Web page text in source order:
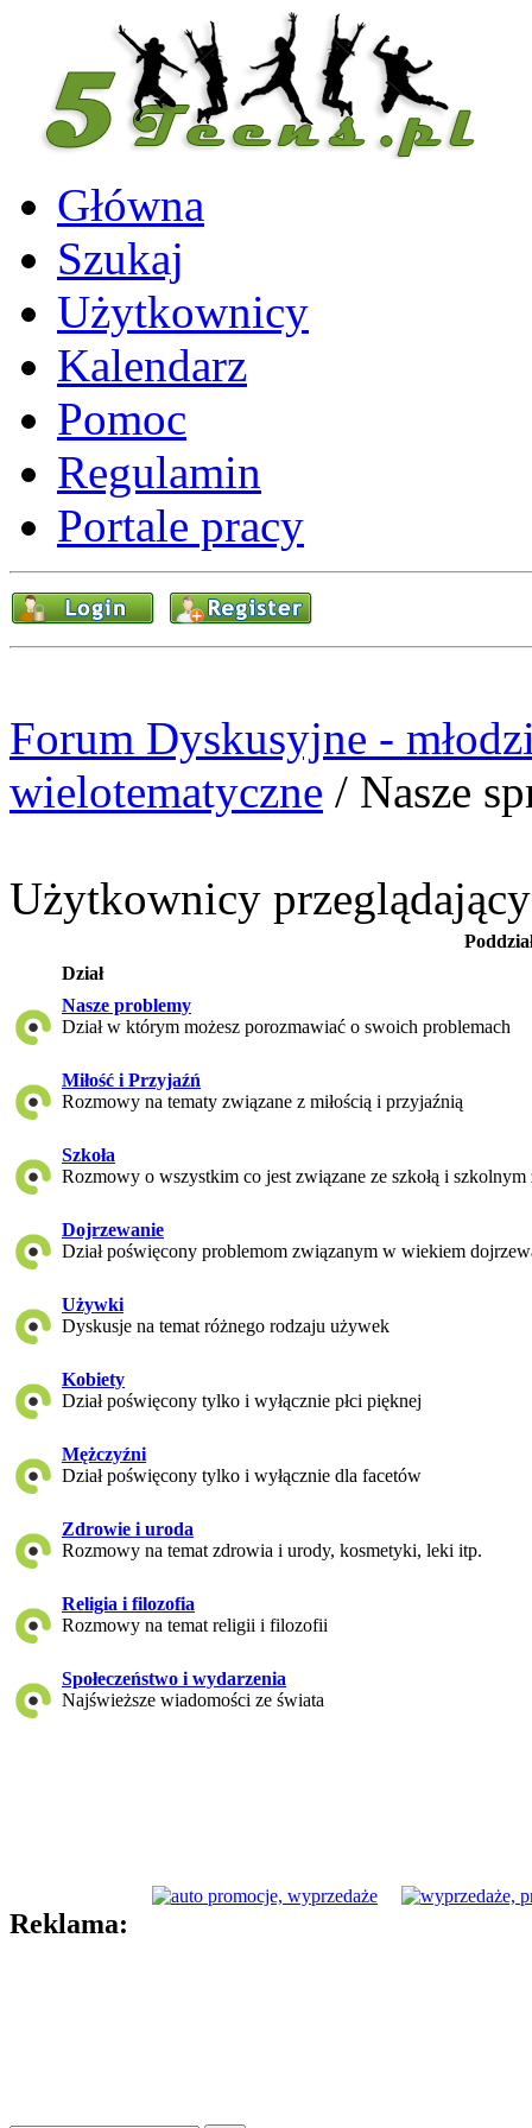
Główna
Szukaj
Użytkownicy
Kalendarz
Pomoc
Regulamin
Portale pracy
Forum Dyskusyjne -
wielotematyczne / Nasze
Użytkownicy
Dział
Nasze problemy
Dział w którym możesz porozmawiać o swoich problemach
Miłość i Przyjaźń
Rozmowy na tematy związane z miłością i przyjaźnią
Szkoła
Rozmowy o wszystkim co jest związane ze szkołą i szkolnym
Dojrzewanie
Dział poświęcony problemom związanym w wiekiem
Używki
Dyskusje na temat różnego rodzaju używek
Kobiety
Dział poświęcony tylko i wyłącznie płci pięknej
Mężczyźni
Dział poświęcony tylko i wyłącznie dla facetów
Zdrowie i uroda
Rozmowy na temat zdrowia i urody, kosmetyki, leki itp.
Religia i filozofia
Rozmowy na temat religii i filozofii
Społeczeństwo i wydarzenia
Najświeższe wiadomości ze świata
Reklama: